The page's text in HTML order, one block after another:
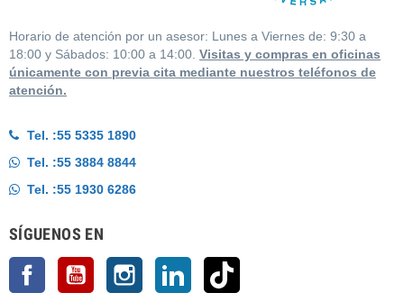
Horario de atención por un asesor: Lunes a Viernes de: 9:30 a
18:00 y Sábados: 10:00 a 14:00. Visitas y compras en oficinas
únicamente con previa cita mediante nuestros teléfonos de
atención.
Tel. :55 5335 1890
Tel. :55 3884 8844
Tel. :55 1930 6286
SÍGUENOS EN
Facebook YouTube Instagram LinkedIn